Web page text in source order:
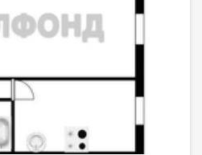
домом остановки общественного
добраться до любой точки
2-комнатную квартиру в этом
Показы по согласованию, в
Рядом с объектом находятся:2
магазина,2 спортивных
на вашу недвижимость.
При звонке, пожалуйста,
JV002054166315.